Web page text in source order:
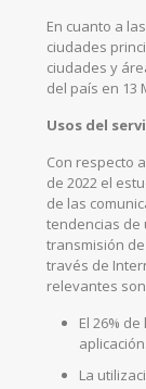
En cuanto a
ciudades
ciudades y
del país en 13
Usos del
Con respecto
de 2022 el
de las
tendencias de
transmisión
través de
relevantes
El 26%
aplicación.
La